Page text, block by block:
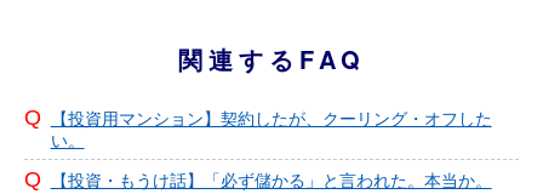
関連するFAQ
【投資用マンション】契約したが、クーリング・オフした
い。
【投資・もうけ話】「必ず儲かる」と言われた。本当か。